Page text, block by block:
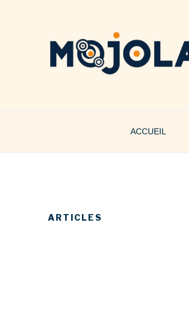
ACCUEIL
ARTICLES